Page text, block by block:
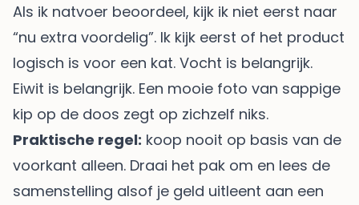
Als ik natvoer beoordeel, kijk ik niet eerst naar
“nu extra voordelig”. Ik kijk eerst of het product
logisch is voor een kat. Vocht is belangrijk.
Eiwit is belangrijk. Een mooie foto van sappige
kip op de doos zegt op zichzelf niks.
Praktische regel: koop nooit op basis van de
voorkant alleen. Draai het pak om en lees de
samenstelling alsof je geld uitleent aan een